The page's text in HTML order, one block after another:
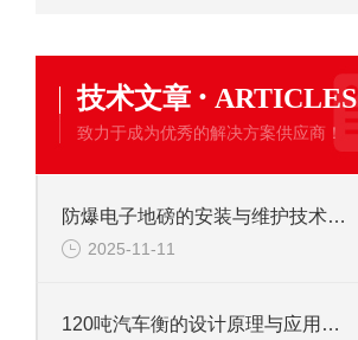
技术文章 · ARTICLES
致力于成为优秀的解决方案供应商！
防爆电子地磅的安装与维护技术要点
2025-11-11
120吨汽车衡的设计原理与应用领域